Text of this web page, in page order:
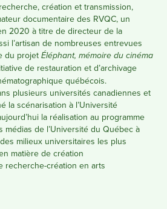
création et transmission,
documentaire des RVQC, un
2020 à titre de directeur de la
l’artisan de nombreuses entrevues
du projetÉléphant, mémoire du cinéma
de restauration et d’archivage
québécois.
plusieurs universités canadiennes et
la scénarisation à l’Université
la réalisation au programme
médias de l’Université du Québec à
milieux universitaires les plus
matière de création
recherche-création en arts